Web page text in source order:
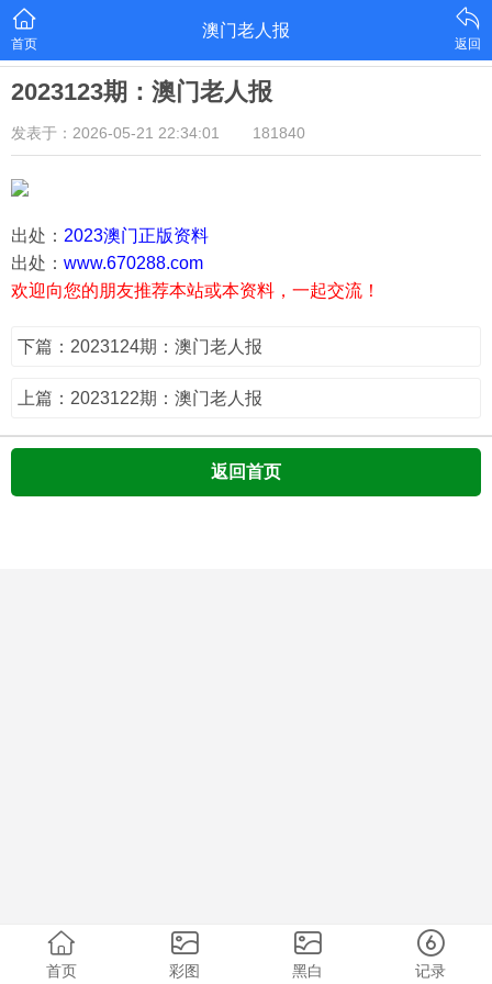
首页
澳门老人报
返回
2023123期：澳门老人报
发表于：2026-05-21 22:34:01 181840
出处： 2023澳门正版资料
出处： www.670288.com
欢迎向您的朋友推荐本站或本资料，一起交流！
下篇：2023124期：澳门老人报
上篇：2023122期：澳门老人报
返回首页
首页 彩图 黑白 记录